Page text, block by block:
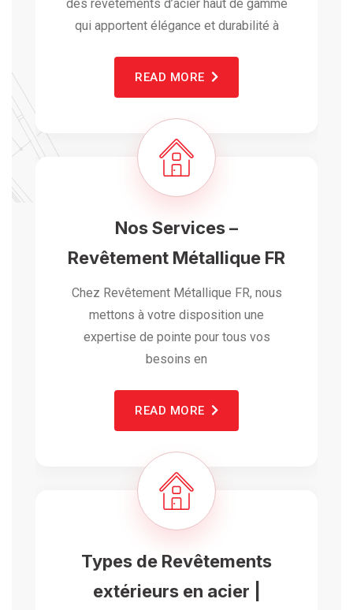
des revêtements d’acier haut de gamme
qui apportent élégance et durabilité à
READ MORE
Nos Services –
Revêtement Métallique FR
Chez Revêtement Métallique FR, nous
mettons à votre disposition une
expertise de pointe pour tous vos
besoins en
READ MORE
Types de Revêtements
extérieurs en acier |